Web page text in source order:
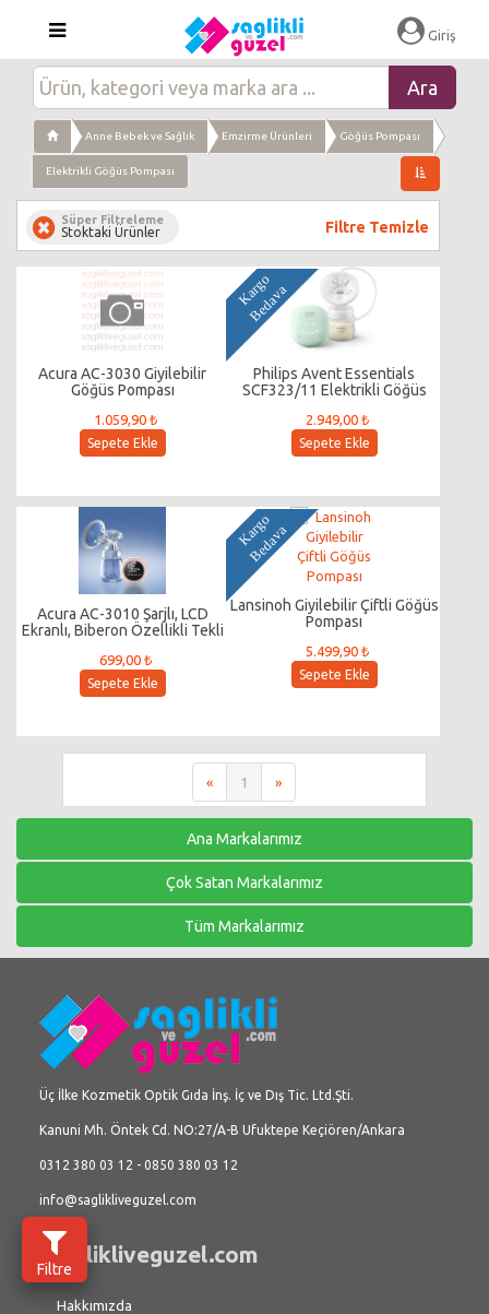
Giriş
Anne Bebek ve Sağlık Emzirme Ürünleri Göğüs Pompası
Elektrikli Göğüs Pompası
Süper Filtreleme
Stoktaki Ürünler Filtre Temizle
Acura AC-3030 Giyilebilir
Göğüs Pompası
1.059,90 ₺
Sepete Ekle
K
a
r
g
o
B
e
d
a
v
a
Philips Avent Essentials
SCF323/11 Elektrikli Göğüs
2.949,00 ₺
Sepete Ekle
Acura AC-3010 Şarjlı, LCD
Ekranlı, Biberon Özellikli Tekli
699,00 ₺
Sepete Ekle
K
a
r
g
o
B
e
d
a
v
a
Lansinoh Giyilebilir Çiftli Göğüs
Pompası
5.499,90 ₺
Sepete Ekle
« 1 »
Filtre
Ana Markalarımız
Çok Satan Markalarımız
Tüm Markalarımız
Üç İlke Kozmetik Optik Gıda İnş. İç ve Dış Tic. Ltd.Şti.
Kanuni Mh. Öntek Cd. NO:27/A-B Ufuktepe Keçiören/Ankara
0312 380 03 12 - 0850 380 03 12
info@saglikliveguzel.com
saglikliveguzel.com
Hakkımızda